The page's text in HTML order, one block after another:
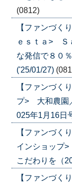
(0812)
【ファンづ
ｅｓｔａ> Ｓ
な発信で８０
('25/01/27)
【ファンづく
プ> 大和農園
025年1月16日
【ファンづ
インショップ
こだわりを（
【ファンづ